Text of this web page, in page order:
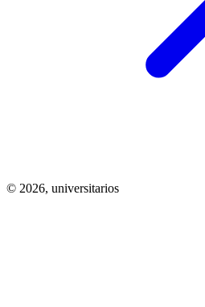
© 2026, universitarios